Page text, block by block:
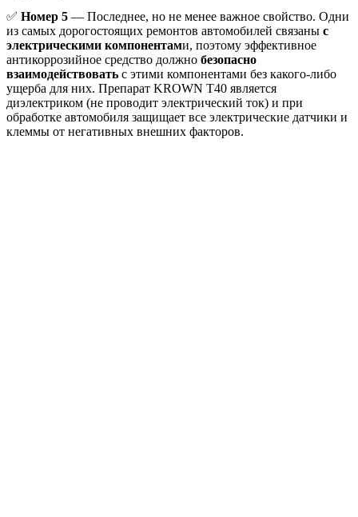
✅ Номер 5 — Последнее, но не менее важное свойство. Одни
из самых дорогостоящих ремонтов автомобилей связаны с
электрическими компонентами, поэтому эффективное
антикоррозийное средство должно безопасно
взаимодействовать с этими компонентами без какого-либо
ущерба для них. Препарат KROWN T40 является
диэлектриком (не проводит электрический ток) и при
обработке автомобиля защищает все электрические датчики и
клеммы от негативных внешних факторов.